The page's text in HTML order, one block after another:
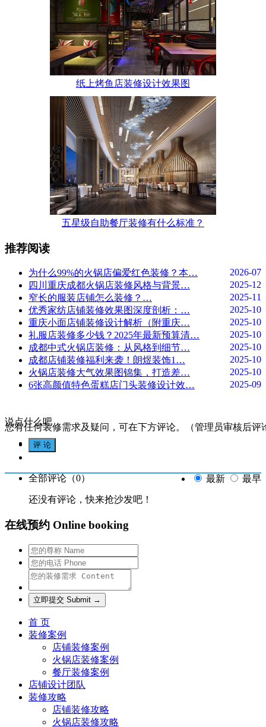
纸上烤鱼店装修设计效果图
五星级自助餐厅装修有什么标准？
推荐阅读
为什么99%的火锅店偏爱红色装修？本…
2026-07
四川重庆成都火锅店装修风格与背景…
2025-12
窄长的服装店铺怎么装修？…
2025-11
优秀家纺店铺装修效果图深度剖析：…
2025-10
重庆小面店铺装修设计解析（附重庆…
2025-10
礼服店装修多少钱？2025年最新预算清…
2025-10
成都中式火锅店装修：从风格到细节…
2025-10
成都店铺装修福利来袭！朗煜装饰1…
2025-10
火锅店装修大气效果图锦集，打造差…
2025-10
6张高颜值特色蛋糕店门头装修设计效…
2025-09
您有任何装修需求及疑问，可在下方评论。（管理员审核后评
说点什么吧
全部评论（0） 最新 最早
还没有评论，快来抢沙发吧！
在线预约 Online booking
首 页
装修案例
店铺装修案例
火锅店装修案例
餐厅装修案例
店铺设计团队
装修攻略
店铺装修攻略
火锅店装修攻略